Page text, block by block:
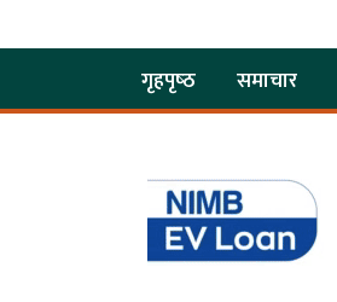
गृहपृष्‍ठ समाचार